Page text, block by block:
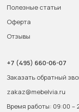
Полезные статьи
Оферта
Отзывы
+7 (495) 660-06-07
Заказать обратный
zakaz@mebelvia.ru
Время работы: 09:00 –